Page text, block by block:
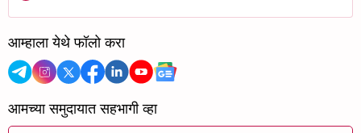
आम्हाला येथे फॉलो करा
आमच्या समुदायात सहभागी व्हा